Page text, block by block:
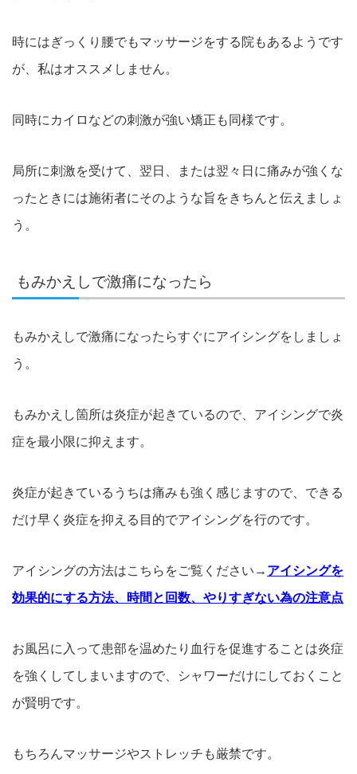
時にはぎっくり腰でもマッサージをする院もあるようです
が、私はオススメしません。
同時にカイロなどの刺激が強い矯正も同様です。
局所に刺激を受けて、翌日、または翌々日に痛みが強くな
ったときには施術者にそのような旨をきちんと伝えましょ
う。
もみかえしで激痛になったら
もみかえしで激痛になったらすぐにアイシングをしましょ
う。
もみかえし箇所は炎症が起きているので、アイシングで炎
症を最小限に抑えます。
炎症が起きているうちは痛みも強く感じますので、できる
だけ早く炎症を抑える目的でアイシングを行のです。
アイシングの方法はこちらをご覧ください→ アイシングを
効果的にする方法、時間と回数、やりすぎない為の注意点
お風呂に入って患部を温めたり血行を促進することは炎症
を強くしてしまいますので、シャワーだけにしておくこと
が賢明です。
もちろんマッサージやストレッチも厳禁です。